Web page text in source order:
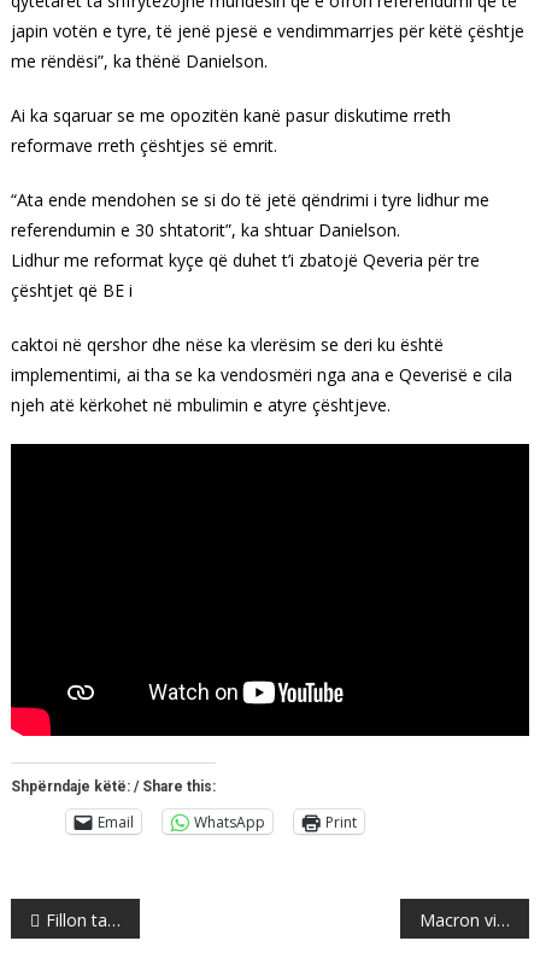
japin votën e tyre, të jenë pjesë e vendimmarrjes për këtë çështje
me rëndësi”, ka thënë Danielson.
Ai ka sqaruar se me opozitën kanë pasur diskutime rreth
reformave rreth çështjes së emrit.
“Ata ende mendohen se si do të jetë qëndrimi i tyre lidhur me
referendumin e 30 shtatorit”, ka shtuar Danielson.
Lidhur me reformat kyçe që duhet t’i zbatojë Qeveria për tre
çështjet që BE i
caktoi në qershor dhe nëse ka vlerësim se deri ku është
implementimi, ai tha se ka vendosmëri nga ana e Qeverisë e cila
njeh atë kërkohet në mbulimin e atyre çështjeve.
Shpërndaje këtë: / Share this:
Email WhatsApp Print
Post
navigation
Fillon takimi i liderëve të partive politike për Referendumin, ja cilët marrin pjesë Macron vizitë në Danimarkë, kryeministri danez i jep biçikleten…. (VIDEO)